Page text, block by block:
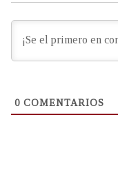
0 COMENTARIOS